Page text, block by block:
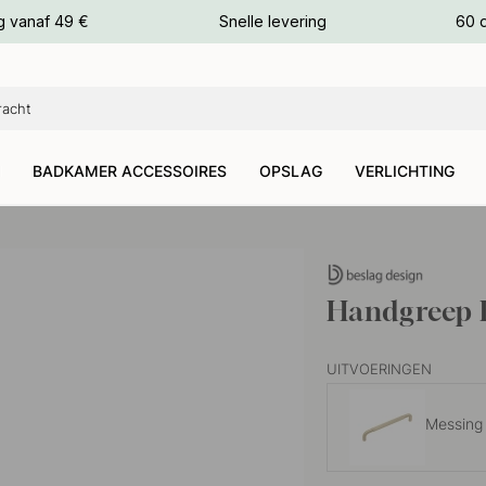
vanaf 49 € Snelle levering 60
BADKAMER ACCESSOIRES OPSLAG VERLICHTING
Handgreep
UITVOERINGEN
Messing